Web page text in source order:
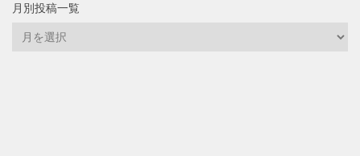
月別投稿一覧